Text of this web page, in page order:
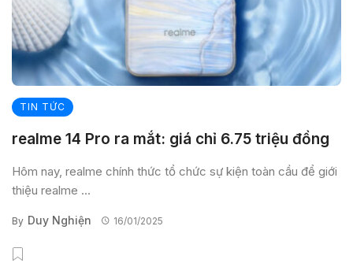
TIN TỨC
realme 14 Pro ra mắt: giá chỉ 6.75 triệu đồng
Hôm nay, realme chính thức tổ chức sự kiện toàn cầu để giới
thiệu realme ...
By Duy Nghiện 16/01/2025